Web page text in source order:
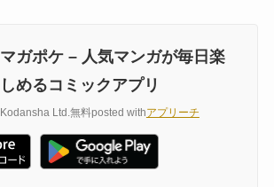
マガポケ – 人気マンガが毎日楽
しめるコミックアプリ
Kodansha Ltd.無料posted withアプリーチ